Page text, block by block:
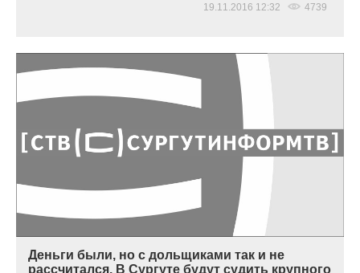
19.11.2016 12:32 4739
Деньги были, но с дольщиками так и не
рассчитался. В Сургуте будут судить крупного